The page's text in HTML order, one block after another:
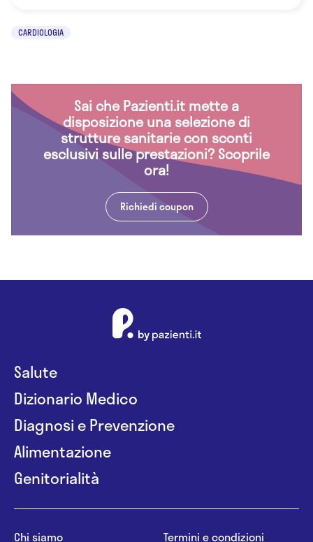
CARDIOLOGIA
Sai che Pazienti.it mette a
disposizione una selezione di
strutture sanitarie con sconti
esclusivi sulle prestazioni? Scoprile
ora!
Richiedi coupon
Salute
Dizionario Medico
Diagnosi e Prevenzione
Alimentazione
Genitorialità
Chi siamo
Termini e condizioni